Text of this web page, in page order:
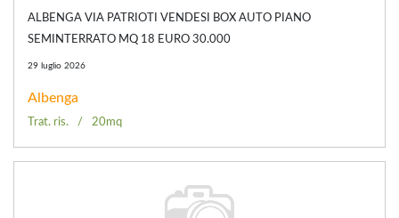
ALBENGA VIA PATRIOTI VENDESI BOX AUTO PIANO
SEMINTERRATO MQ 18 EURO 30.000
29 luglio 2026
Albenga
Trat. ris. 20mq